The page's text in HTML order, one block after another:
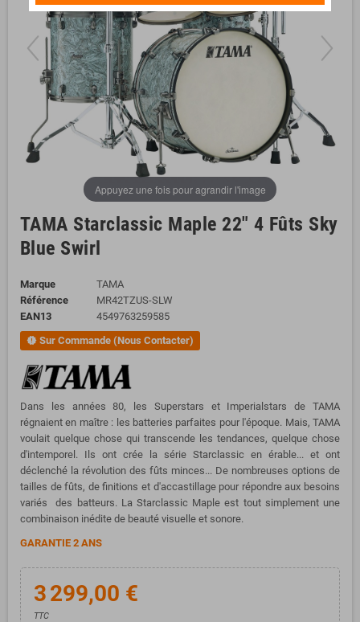
Appuyez une fois pour agrandir l'image
TAMA Starclassic Maple 22" 4 Fûts Sky
Blue Swirl
Marque
TAMA
Référence
MR42TZUS-SLW
EAN13
4549763259585
new_releases Sur Commande (Nous Contacter)
Dans les années 80, les Superstars et Imperialstars de TAMA
régnaient en maître : les batteries parfaites pour l'époque. Mais, TAMA
voulait quelque chose qui transcende les tendances, quelque chose
d'intemporel. Ils ont crée la série Starclassic en érable... et ont
déclenché la révolution des fûts minces... De nombreuses options de
tailles de fûts, de finitions et d'accastillage pour répondre aux besoins
variés des batteurs. La Starclassic Maple est tout simplement une
combinaison inédite de beauté visuelle et sonore.
GARANTIE 2 ANS
3 299,00 €
TTC